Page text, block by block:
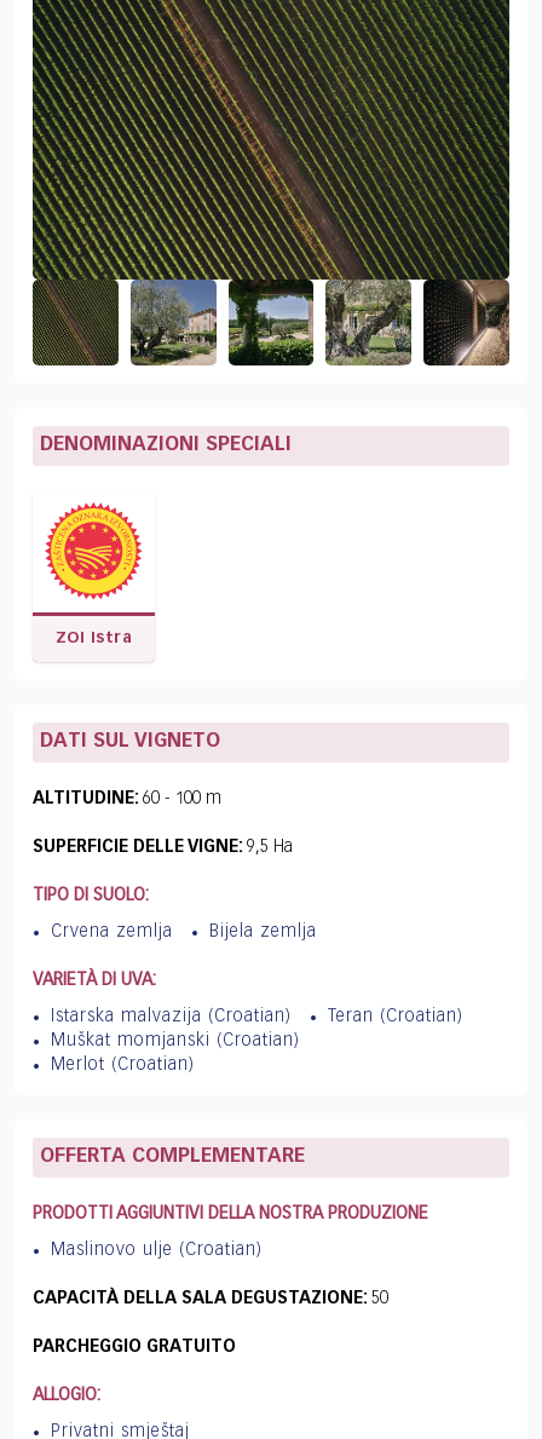
DENOMINAZIONI SPECIALI
ZOI Istra
DATI SUL VIGNETO
ALTITUDINE: 60 - 100 m
SUPERFICIE DELLE VIGNE: 9,5 Ha
TIPO DI SUOLO:
Crvena zemlja Bijela zemlja
VARIETÀ DI UVA:
Istarska malvazija (Croatian)
Teran (Croatian)
Muškat momjanski (Croatian)
Merlot (Croatian)
OFFERTA COMPLEMENTARE
PRODOTTI AGGIUNTIVI DELLA NOSTRA PRODUZIONE
Maslinovo ulje (Croatian)
CAPACITÀ DELLA SALA DEGUSTAZIONE: 50
PARCHEGGIO GRATUITO
ALLOGIO:
Privatni smještaj